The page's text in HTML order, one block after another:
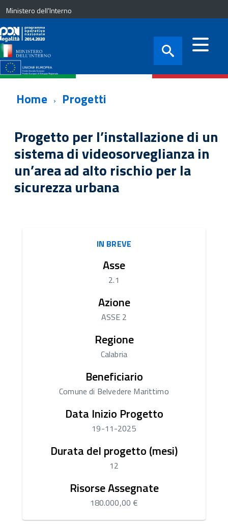
Ministero dell'Interno
Home Progetti
Progetto per l’installazione di un
sistema di videosorveglianza in
un’area ad alto rischio per la
sicurezza urbana
IN BREVE
Asse
2.1
Azione
ASSE 2
Regione
Calabria
Beneficiario
Comune di Belvedere Marittimo
Data Inizio Progetto
19-11-2025
Durata del progetto (mesi)
12
Risorse Assegnate
180.000,00 €